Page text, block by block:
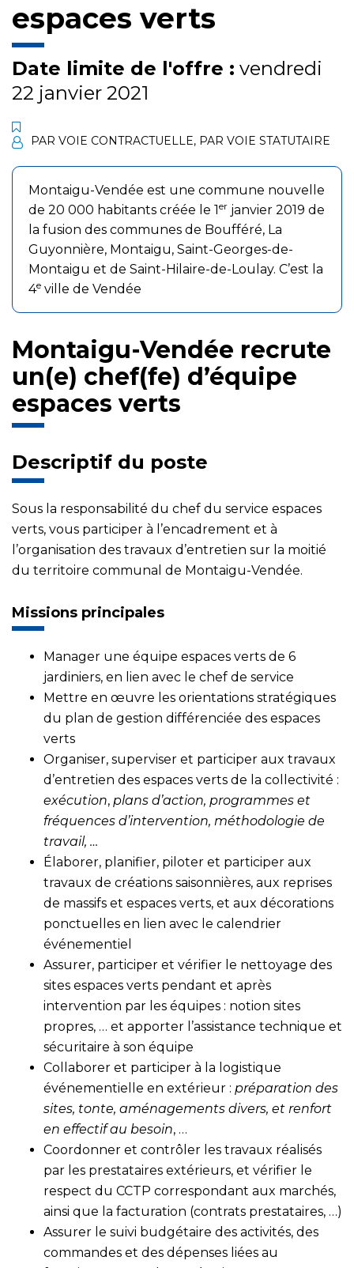
espaces verts
Date limite de l'offre : vendredi
22 janvier 2021
PAR VOIE CONTRACTUELLE, PAR VOIE STATUTAIRE
Montaigu-Vendée est une commune nouvelle
de 20 000 habitants créée le 1 er janvier 2019 de
la fusion des communes de Boufféré, La
Guyonnière, Montaigu, Saint-Georges-de-
Montaigu et de Saint-Hilaire-de-Loulay. C’est la
4e ville de Vendée
Montaigu-Vendée recrute
un(e) chef(fe) d’équipe
espaces verts
Descriptif du poste
Sous la responsabilité du chef du service espaces
verts, vous participer à l’encadrement et à
l’organisation des travaux d’entretien sur la moitié
du territoire communal de Montaigu-Vendée.
Missions principales
Manager une équipe espaces verts de 6
jardiniers, en lien avec le chef de service
Mettre en œuvre les orientations stratégiques
du plan de gestion différenciée des espaces
verts
Organiser, superviser et participer aux travaux
d’entretien des espaces verts de la collectivité :
exécution, plans d’action, programmes et
fréquences d’intervention, méthodologie de
travail, …
Élaborer, planifier, piloter et participer aux
travaux de créations saisonnières, aux reprises
de massifs et espaces verts, et aux décorations
ponctuelles en lien avec le calendrier
événementiel
Assurer, participer et vérifier le nettoyage des
sites espaces verts pendant et après
intervention par les équipes : notion sites
propres, … et apporter l’assistance technique et
sécuritaire à son équipe
Collaborer et participer à la logistique
événementielle en extérieur : préparation des
sites, tonte, aménagements divers, et renfort
en effectif au besoin, …
Coordonner et contrôler les travaux réalisés
par les prestataires extérieurs, et vérifier le
respect du CCTP correspondant aux marchés,
ainsi que la facturation (contrats prestataires, …)
Assurer le suivi budgétaire des activités, des
commandes et des dépenses liées au